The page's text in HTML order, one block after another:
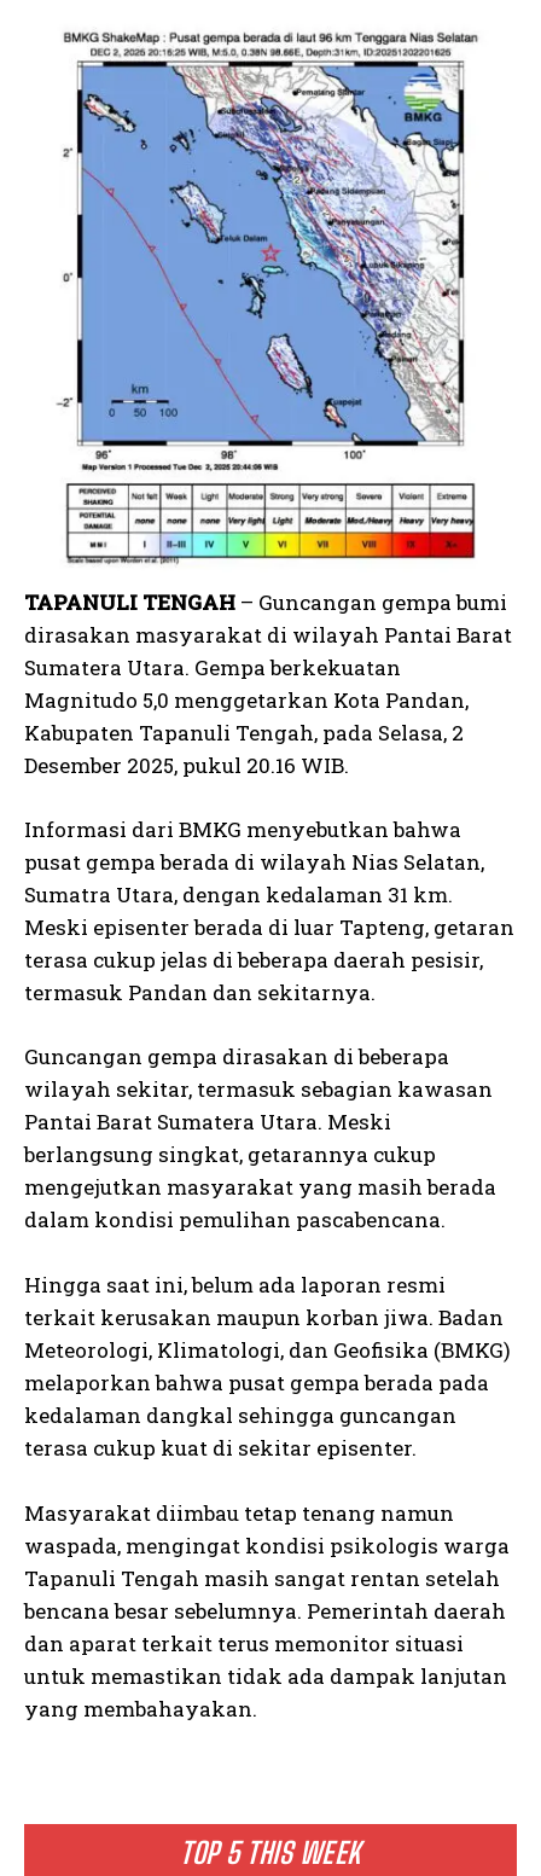
TOP 5 THIS WEEK
TAPANULI TENGAH – Guncangan gempa bumi
dirasakan masyarakat di wilayah Pantai Barat
Sumatera Utara. Gempa berkekuatan
Magnitudo 5,0 menggetarkan Kota Pandan,
Kabupaten Tapanuli Tengah, pada Selasa, 2
Desember 2025, pukul 20.16 WIB.
Informasi dari BMKG menyebutkan bahwa
pusat gempa berada di wilayah Nias Selatan,
Sumatra Utara, dengan kedalaman 31 km.
Meski episenter berada di luar Tapteng, getaran
terasa cukup jelas di beberapa daerah pesisir,
termasuk Pandan dan sekitarnya.
Guncangan gempa dirasakan di beberapa
wilayah sekitar, termasuk sebagian kawasan
Pantai Barat Sumatera Utara. Meski
berlangsung singkat, getarannya cukup
mengejutkan masyarakat yang masih berada
dalam kondisi pemulihan pascabencana.
Hingga saat ini, belum ada laporan resmi
terkait kerusakan maupun korban jiwa. Badan
Meteorologi, Klimatologi, dan Geofisika (BMKG)
melaporkan bahwa pusat gempa berada pada
kedalaman dangkal sehingga guncangan
terasa cukup kuat di sekitar episenter.
Masyarakat diimbau tetap tenang namun
waspada, mengingat kondisi psikologis warga
Tapanuli Tengah masih sangat rentan setelah
bencana besar sebelumnya. Pemerintah daerah
dan aparat terkait terus memonitor situasi
untuk memastikan tidak ada dampak lanjutan
yang membahayakan.